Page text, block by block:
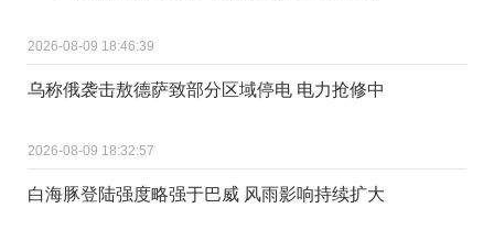
2026-08-09 18:46:39
乌称俄袭击敖德萨致部分区域停电 电力抢修中
2026-08-09 18:32:57
白海豚登陆强度略强于巴威 风雨影响持续扩大